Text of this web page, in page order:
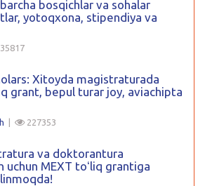
bosqichlar va sohalar
yotoqxona, stipendiya va
Xitoyda magistraturada
grant, bepul turar joy, aviachipta
| 227353
va doktorantura
uchun MEXT toʻliq grantiga